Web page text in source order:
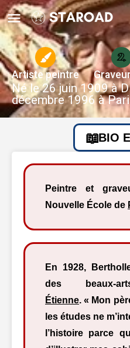
Artiste peintre
Né le 26 juin 1909 à
décembre 1996 à
BIO
Peintre et
Nouvelle École de
En 1928,
des
Étienne. « Mon
les études ne
l’histoire parce